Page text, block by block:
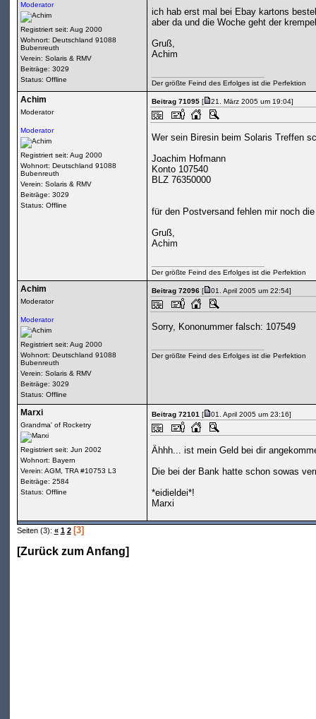
Moderator
Registriert seit: Aug 2000
Wohnort: Deutschland 91088
Bubenreuth
Verein: Solaris & RMV
Beiträge: 3029
Status: Offline
ich hab erst mal bei Ebay kartons
aber da und die Woche geht der
Gruß,
Achim
Der größte Feind des Erfolges ist die Perfektion
Achim
Moderator
Moderator
Registriert seit: Aug 2000
Wohnort: Deutschland 91088
Bubenreuth
Verein: Solaris & RMV
Beiträge: 3029
Status: Offline
Beitrag 71095[ 21. März 2005 um 19:04]
Wer sein Biresin beim Solaris Treffen
Joachim Hofmann
Konto 107540
BLZ 76350000
für den Postversand fehlen mir noch
Gruß,
Achim
Der größte Feind des Erfolges ist die Perfektion
Achim
Moderator
Moderator
Registriert seit: Aug 2000
Wohnort: Deutschland 91088
Bubenreuth
Verein: Solaris & RMV
Beiträge: 3029
Status: Offline
Beitrag 72096[ 01. April 2005 um 22:54]
Sorry, Kononummer falsch: 107549
Der größte Feind des Erfolges ist die Perfektion
Marxi
Grandma' of Rocketry
Registriert seit: Jun 2002
Wohnort: Bayern
Verein: AGM, TRA #10753 L3
Beiträge: 2584
Status: Offline
Beitrag 72101[ 01. April 2005 um 23:16]
Ähhh... ist mein Geld bei dir
Die bei der Bank hatte schon sowas
*eidieldei*!
Marxi
Seiten (3): « 1 2 [3]
[Zurück zum Anfang]